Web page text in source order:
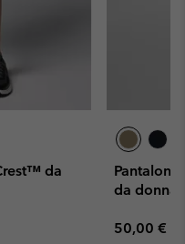
da
da donna
Regular
50,00 €